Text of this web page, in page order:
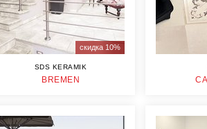
скидка 10%
SDS KERAMIK
BREMEN